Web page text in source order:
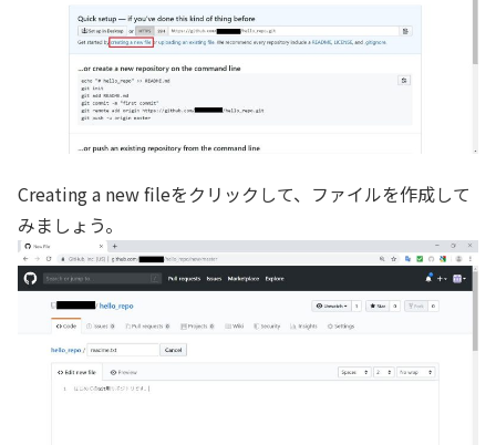
Creating a new fileをクリックして、ファイルを作成して
みましょう。